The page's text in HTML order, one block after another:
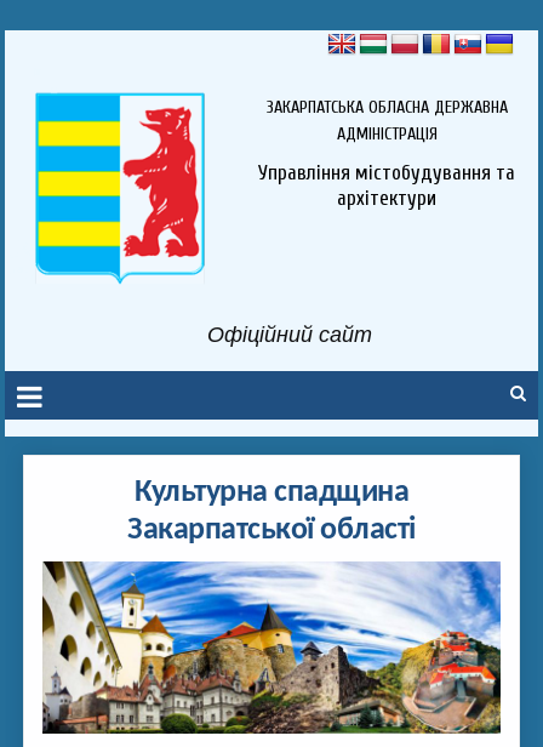
ЗАКАРПАТСЬКА ОБЛАСНА ДЕРЖАВНА
АДМІНІСТРАЦІЯ
Управління містобудування та
архітектури
Офіційний сайт
Культурна спадщина
Закарпатської області